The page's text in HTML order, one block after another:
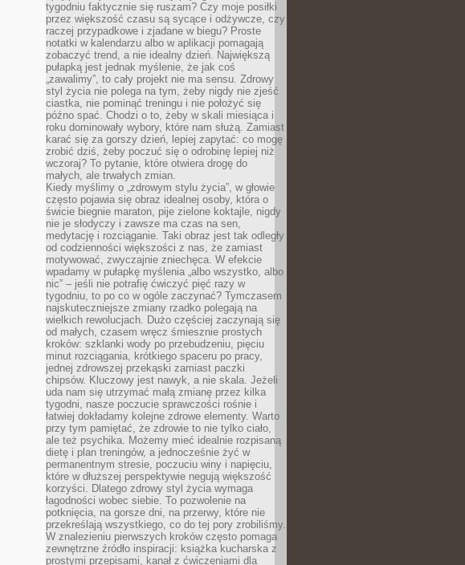
tygodniu faktycznie się ruszam? Czy moje posiłki
przez większość czasu są sycące i odżywcze, czy
raczej przypadkowe i zjadane w biegu? Proste
notatki w kalendarzu albo w aplikacji pomagają
zobaczyć trend, a nie idealny dzień. Największą
pułapką jest jednak myślenie, że jak coś
„zawalimy”, to cały projekt nie ma sensu. Zdrowy
styl życia nie polega na tym, żeby nigdy nie zjeść
ciastka, nie pominąć treningu i nie położyć się
późno spać. Chodzi o to, żeby w skali miesiąca i
roku dominowały wybory, które nam służą. Zamiast
karać się za gorszy dzień, lepiej zapytać: co mogę
zrobić dziś, żeby poczuć się o odrobinę lepiej niż
wczoraj? To pytanie, które otwiera drogę do
małych, ale trwałych zmian.
Kiedy myślimy o „zdrowym stylu życia”, w głowie
często pojawia się obraz idealnej osoby, która o
świcie biegnie maraton, pije zielone koktajle, nigdy
nie je słodyczy i zawsze ma czas na sen,
medytację i rozciąganie. Taki obraz jest tak odległy
od codzienności większości z nas, że zamiast
motywować, zwyczajnie zniechęca. W efekcie
wpadamy w pułapkę myślenia „albo wszystko, albo
nic” – jeśli nie potrafię ćwiczyć pięć razy w
tygodniu, to po co w ogóle zaczynać? Tymczasem
najskuteczniejsze zmiany rzadko polegają na
wielkich rewolucjach. Dużo częściej zaczynają się
od małych, czasem wręcz śmiesznie prostych
kroków: szklanki wody po przebudzeniu, pięciu
minut rozciągania, krótkiego spaceru po pracy,
jednej zdrowszej przekąski zamiast paczki
chipsów. Kluczowy jest nawyk, a nie skala. Jeżeli
uda nam się utrzymać małą zmianę przez kilka
tygodni, nasze poczucie sprawczości rośnie i
łatwiej dokładamy kolejne zdrowe elementy. Warto
przy tym pamiętać, że zdrowie to nie tylko ciało,
ale też psychika. Możemy mieć idealnie rozpisaną
dietę i plan treningów, a jednocześnie żyć w
permanentnym stresie, poczuciu winy i napięciu,
które w dłuższej perspektywie negują większość
korzyści. Dlatego zdrowy styl życia wymaga
łagodności wobec siebie. To pozwolenie na
potknięcia, na gorsze dni, na przerwy, które nie
przekreślają wszystkiego, co do tej pory zrobiliśmy.
W znalezieniu pierwszych kroków często pomaga
zewnętrzne źródło inspiracji: książka kucharska z
prostymi przepisami, kanał z ćwiczeniami dla